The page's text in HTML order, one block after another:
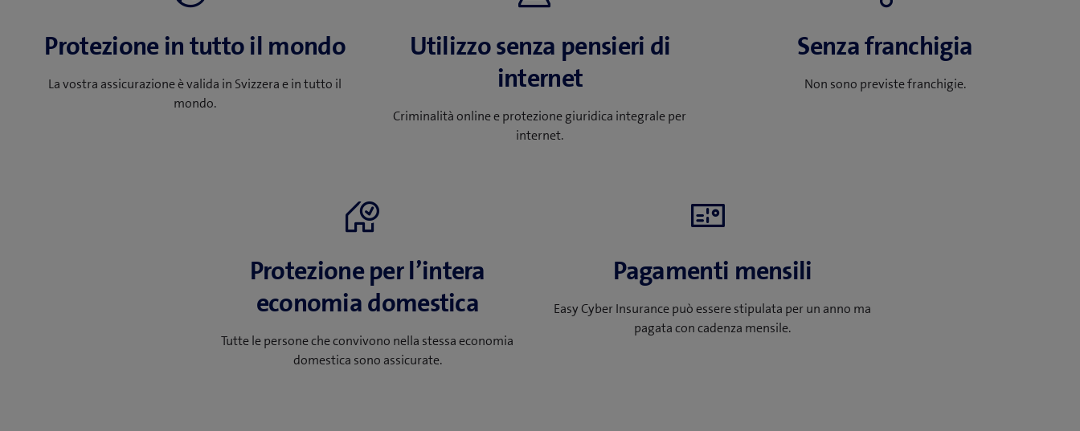
Protezione in tutto il mondo
La vostra assicurazione è valida in Svizzera e in tutto il
mondo.
Utilizzo senza pensieri di
internet
Criminalità online e protezione giuridica integrale per
internet.
Senza franchigia
Non sono previste franchigie.
Protezione per l’intera
economia domestica
Tutte le persone che convivono nella stessa economia
domestica sono assicurate.
Pagamenti mensili
Easy Cyber Insurance può essere stipulata per un anno ma
pagata con cadenza mensile.